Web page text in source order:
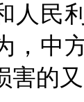
人民
，中
害的